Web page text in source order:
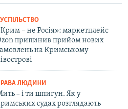
– не Росія»: маркетплейс
припинив прийом нових
на Кримському
ЛЮДИНИ
– і ти шпигун. Як у
судах розглядають